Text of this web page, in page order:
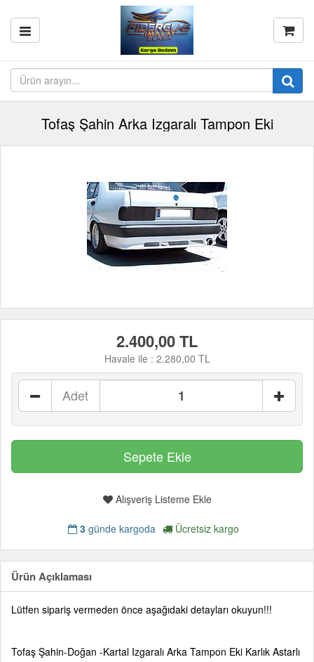
Tofaş Şahin Arka Izgaralı Tampon Eki
2.400,00 TL
Havale ile : 2.280,00 TL
Adet
Alışveriş Listeme Ekle
3 günde kargoda Ücretsiz kargo
Ürün Açıklaması
Lütfen sipariş vermeden önce aşağıdaki detayları okuyun!!!
Tofaş Şahin-Doğan -Kartal Izgaralı Arka Tampon Eki Karlık Astarlı